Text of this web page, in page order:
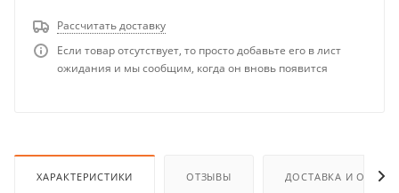
Рассчитать доставку
Если товар отсутствует, то просто добавьте его в лист
ожидания и мы сообщим, когда он вновь появится
ХАРАКТЕРИСТИКИ ОТЗЫВЫ ДОСТАВКА И